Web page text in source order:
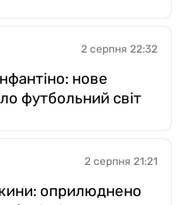
2 серпня 22:32
нове
футбольний світ
2 серпня 21:21
оприлюднено